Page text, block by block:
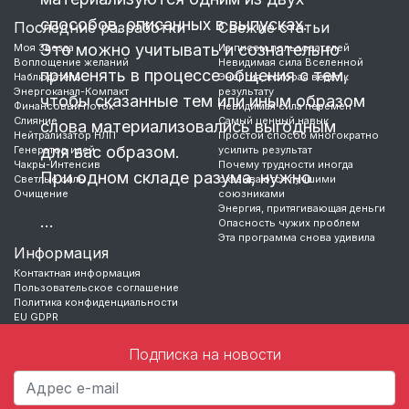
способов, описанных в выпусках.
Это можно учитывать и сознательно
применять в процессе общения с тем,
чтобы сказанные тем или иным образом
слова материализовались выгодным
для вас образом.
При одном складе разума, нужно
…
Последние разработки
Моя Звезда
Воплощение желаний
Наблюдатель
Энергоканал-Компакт
Финансовый поток
Слияние
Нейтрализатор НЛП
Генератор идей
Чакры-Интенсив
Светлые силы
Очищение
Свежие статьи
Из писем пользователей
Невидимая сила Вселенной
Энергия, которая ведет к
результату
Невидимая сила перемен
Самый ценный навык
Простой способ многократно
усилить результат
Почему трудности иногда
оказываются лучшими
союзниками
Энергия, притягивающая деньги
Опасность чужих проблем
Эта программа снова удивила
Информация
Контактная информация
Пользовательское соглашение
Политика конфиденциальности
EU GDPR
Подписка на новости